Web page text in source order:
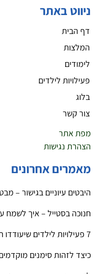
ניווט באתר
דף הבית
המלצות
לימודים
פעילויות לילדים
בלוג
צור קשר
מפת אתר
הצהרת נגישות
מאמרים אחרונים
היבטים עיוניים בגישור –
חנוכה בסטייל – איך לשמח
7 פעילויות לילדים שיעודדו חשיבה יצירתית מחוץ לקופסא
כיצד לזהות סימנים